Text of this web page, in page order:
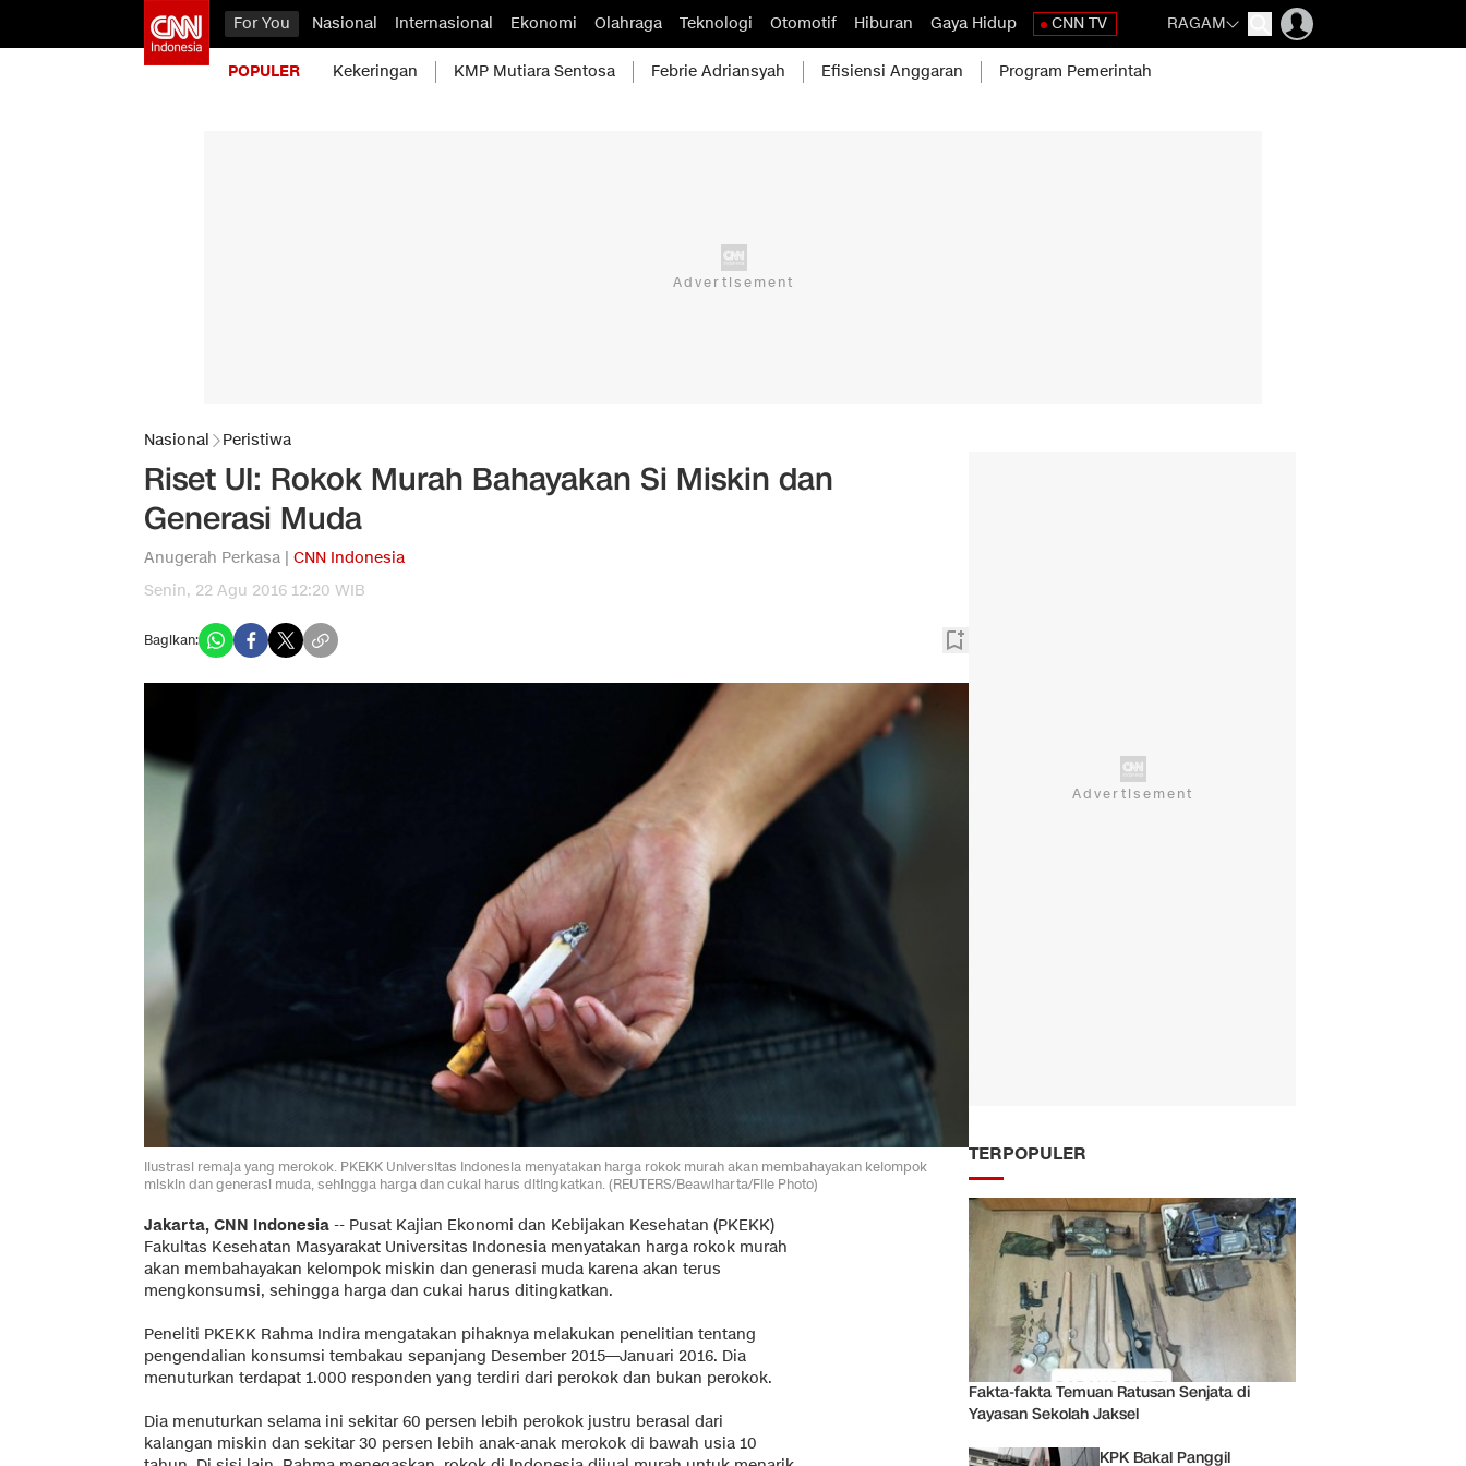
For You Nasional Internasional Ekonomi Olahraga Teknologi Otomotif Hiburan Gaya Hidup CNN TV RAGAM
POPULER Kekeringan KMP Mutiara Sentosa Febrie Adriansyah Efisiensi Anggaran Program Pemerintah
Nasional Peristiwa
Riset UI: Rokok Murah Bahayakan Si Miskin dan
Generasi Muda
Anugerah Perkasa | CNN Indonesia
Senin, 22 Agu 2016 12:20 WIB
Bagikan:
Ilustrasi remaja yang merokok. PKEKK Universitas Indonesia menyatakan harga rokok murah akan membahayakan kelompok
miskin dan generasi muda, sehingga harga dan cukai harus ditingkatkan. (REUTERS/Beawiharta/File Photo)
Jakarta, CNN Indonesia -- Pusat Kajian Ekonomi dan Kebijakan Kesehatan (PKEKK)
Fakultas Kesehatan Masyarakat Universitas Indonesia menyatakan harga rokok murah
akan membahayakan kelompok miskin dan generasi muda karena akan terus
mengkonsumsi, sehingga harga dan cukai harus ditingkatkan.
Peneliti PKEKK Rahma Indira mengatakan pihaknya melakukan penelitian tentang
pengendalian konsumsi tembakau sepanjang Desember 2015—Januari 2016. Dia
menuturkan terdapat 1.000 responden yang terdiri dari perokok dan bukan perokok.
Dia menuturkan selama ini sekitar 60 persen lebih perokok justru berasal dari
kalangan miskin dan sekitar 30 persen lebih anak-anak merokok di bawah usia 10
TERPOPULER
Fakta-fakta Temuan Ratusan Senjata di
Yayasan Sekolah Jaksel
KPK Bakal Panggil